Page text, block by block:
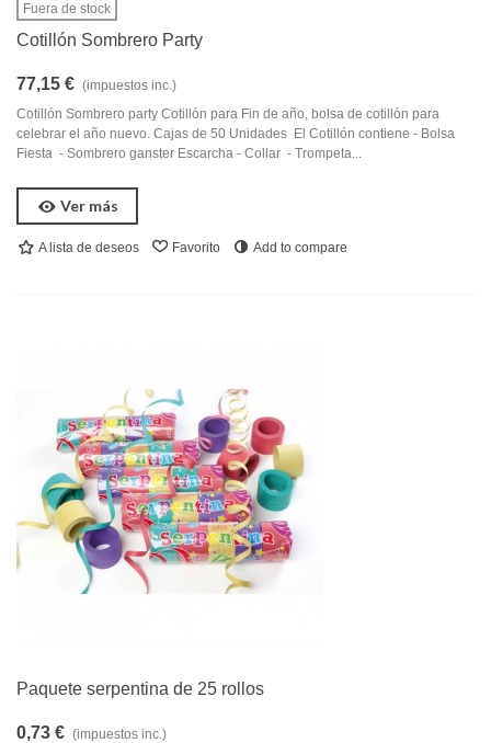
Fuera de stock
Cotillón Sombrero Party
77,15 € (impuestos inc.)
Cotillón Sombrero party Cotillón para Fin de año, bolsa de cotillón para
celebrar el año nuevo. Cajas de 50 Unidades El Cotillón contiene - Bolsa
Fiesta - Sombrero ganster Escarcha - Collar - Trompeta...
Ver más
A lista de deseos Favorito Add to compare
Paquete serpentina de 25 rollos
0,73 € (impuestos inc.)